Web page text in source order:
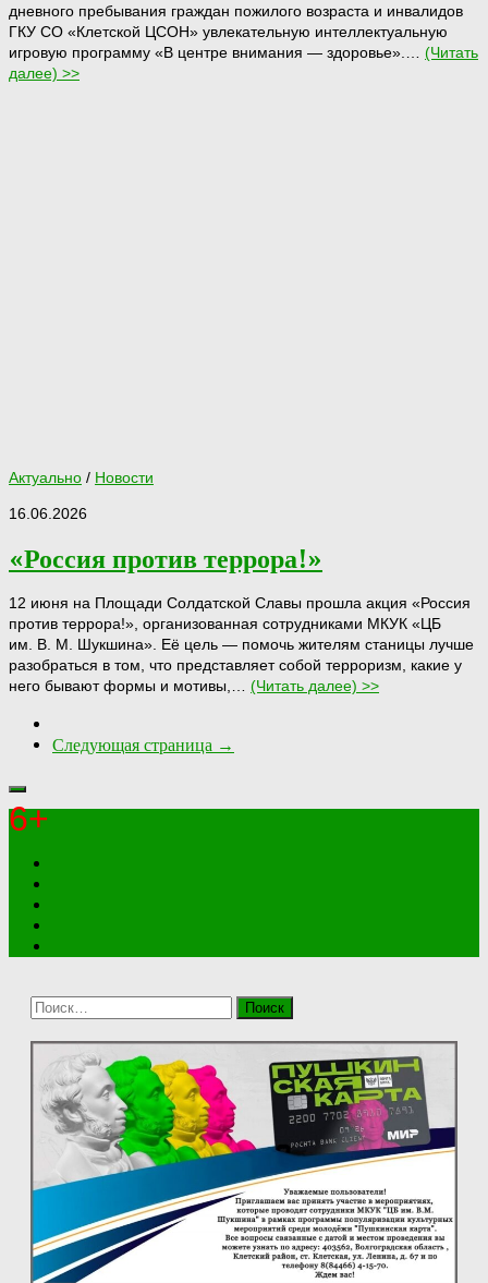
дневного пребывания граждан пожилого возраста и инвалидов
ГКУ СО «Клетской ЦСОН» увлекательную интеллектуальную
игровую программу «В центре внимания — здоровье».… (Читать
далее) >>
Актуально / Новости
16.06.2026
«Россия против террора!»
12 июня на Площади Солдатской Славы прошла акция «Россия
против террора!», организованная сотрудниками МКУК «ЦБ
им. В. М. Шукшина». Её цель — помочь жителям станицы лучше
разобраться в том, что представляет собой терроризм, какие у
него бывают формы и мотивы,… (Читать далее) >>
Следующая страница →
6+
Найти: